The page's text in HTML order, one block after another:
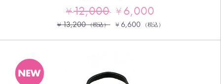
¥12,000 ¥6,000
¥13,200 （税込） ¥ 6,600 （税込）